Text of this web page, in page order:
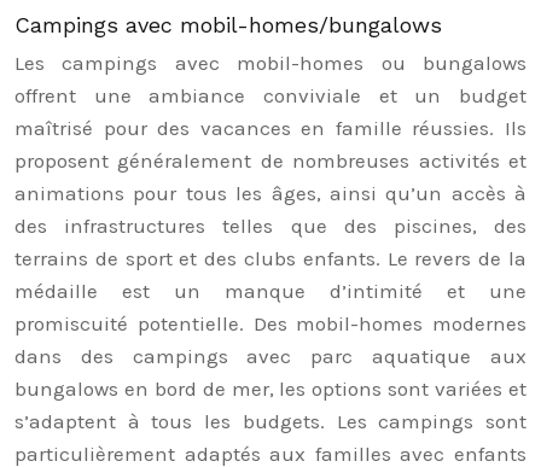
Campings avec mobil-homes/bungalows
Les campings avec mobil-homes ou bungalows
offrent une ambiance conviviale et un budget
maîtrisé pour des vacances en famille réussies. Ils
proposent généralement de nombreuses activités et
animations pour tous les âges, ainsi qu’un accès à
des infrastructures telles que des piscines, des
terrains de sport et des clubs enfants. Le revers de la
médaille est un manque d’intimité et une
promiscuité potentielle. Des mobil-homes modernes
dans des campings avec parc aquatique aux
bungalows en bord de mer, les options sont variées et
s’adaptent à tous les budgets. Les campings sont
particulièrement adaptés aux familles avec enfants